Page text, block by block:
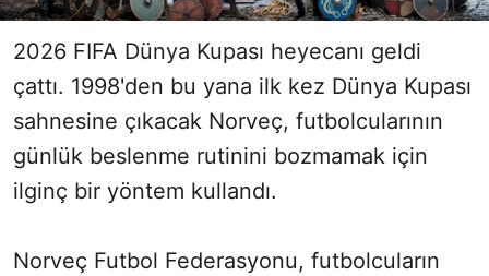
2026 FIFA Dünya Kupası heyecanı geldi
çattı. 1998'den bu yana ilk kez Dünya Kupası
sahnesine çıkacak Norveç, futbolcularının
günlük beslenme rutinini bozmamak için
ilginç bir yöntem kullandı.
Norveç Futbol Federasyonu, futbolcuların